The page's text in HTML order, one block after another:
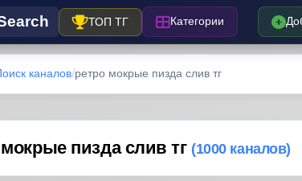
ТОП ТГ Категории
каналов ретро мокрые пизда слив тг
пизда слив тг (1000 каналов)